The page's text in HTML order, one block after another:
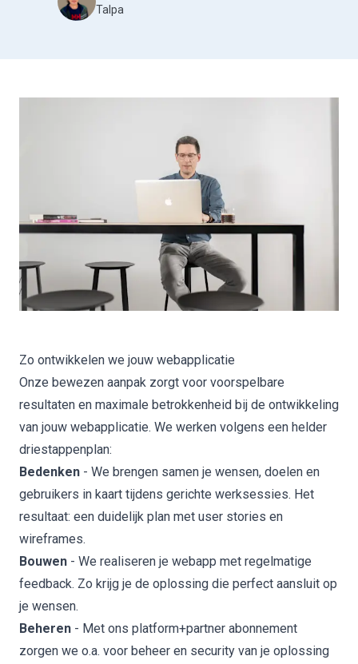
Talpa
Zo ontwikkelen we jouw webapplicatie
Onze bewezen aanpak zorgt voor voorspelbare
resultaten en maximale betrokkenheid bij de ontwikkeling
van jouw webapplicatie. We werken volgens een helder
driestappenplan:
Bedenken - We brengen samen je wensen, doelen en
gebruikers in kaart tijdens gerichte werksessies. Het
resultaat: een duidelijk plan met user stories en
wireframes.
Bouwen - We realiseren je webapp met regelmatige
feedback. Zo krijg je de oplossing die perfect aansluit op
je wensen.
Beheren - Met ons platform+partner abonnement
zorgen we o.a. voor beheer en security van je oplossing